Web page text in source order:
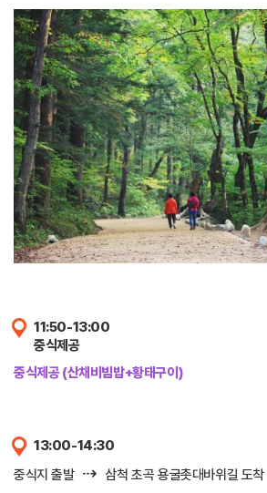
11:50-13:00
중식제공
중식제공 (산채비빔밥+황태구이)
13:00-14:30
중식지 출발 ⇢ 삼척 초곡 용굴촛대바위길 도착